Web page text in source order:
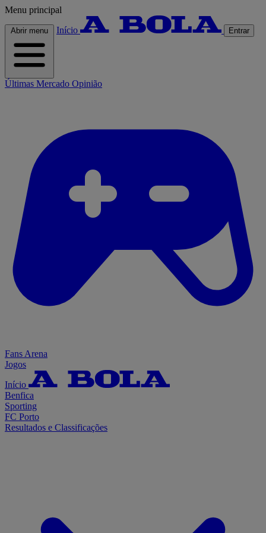
Menu principal
Abrir menu Início Entrar
Últimas Mercado Opinião
Fans Arena
Jogos
Início
Benfica
Sporting
FC Porto
Resultados e Classificações